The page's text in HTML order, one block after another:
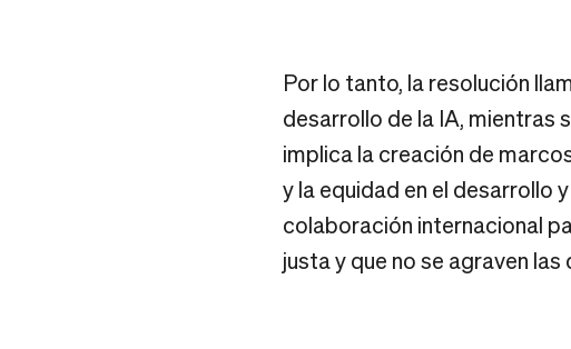
Por lo tanto, la resolución
desarrollo de la IA, mientras
implica la creación de
y la equidad en el desarrollo
colaboración internacional
justa y que no se agraven